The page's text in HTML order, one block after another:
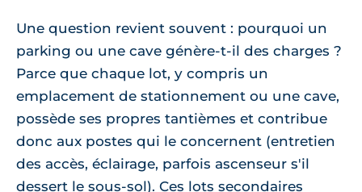
Une question revient souvent : pourquoi un
parking ou une cave génère-t-il des charges ?
Parce que chaque lot, y compris un
emplacement de stationnement ou une cave,
possède ses propres tantièmes et contribue
donc aux postes qui le concernent (entretien
des accès, éclairage, parfois ascenseur s'il
dessert le sous-sol). Ces lots secondaires